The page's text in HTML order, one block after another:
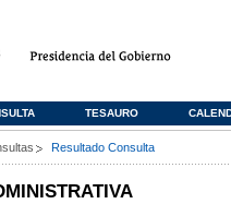
TESAURO
Resultado Consulta